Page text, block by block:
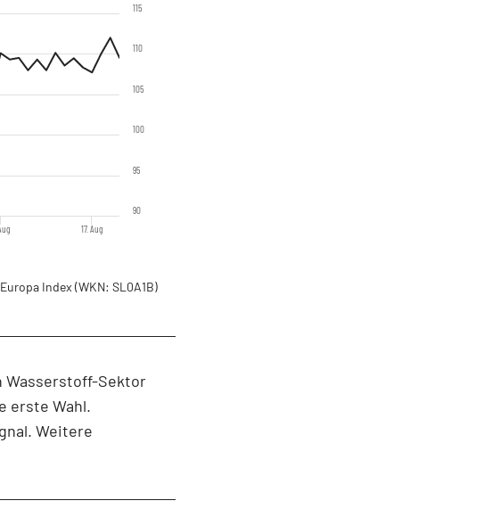
17. Aug
90
95
100
105
110
115
Index (WKN: SL0A1B)
Wasserstoff-Sektor
erste Wahl.
Weitere